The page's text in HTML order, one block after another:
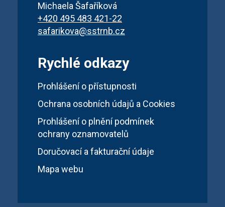
Michaela Šafaříková
+420 495 483 421-22
safarikova@sstrnb.cz
Rychlé odkazy
Prohlášení o přístupnosti
Ochrana osobních údajů a Cookies
Prohlášení o plnění podmínek
ochrany oznamovatelů
Doručovací a fakturační údaje
Mapa webu